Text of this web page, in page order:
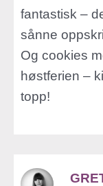
fantastisk –
sånne
Og cookies
høstferien –
topp!